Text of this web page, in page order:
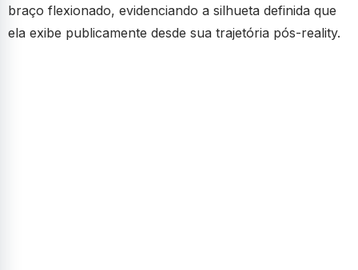
braço flexionado, evidenciando a silhueta definida que
ela exibe publicamente desde sua trajetória pós-reality.